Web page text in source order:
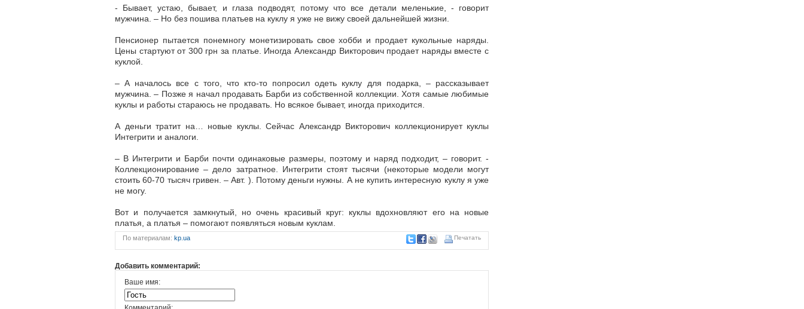
- Бывает, устаю, бывает, и глаза подводят, потому что все детали меленькие, - говорит
мужчина. – Но без пошива платьев на куклу я уже не вижу своей дальнейшей жизни.
Пенсионер пытается понемногу монетизировать свое хобби и продает кукольные наряды.
Цены стартуют от 300 грн за платье. Иногда Александр Викторович продает наряды вместе с
куклой.
– А началось все с того, что кто-то попросил одеть куклу для подарка, – рассказывает
мужчина. – Позже я начал продавать Барби из собственной коллекции. Хотя самые любимые
куклы и работы стараюсь не продавать. Но всякое бывает, иногда приходится.
А деньги тратит на… новые куклы. Сейчас Александр Викторович коллекционирует куклы
Интегрити и аналоги.
– В Интегрити и Барби почти одинаковые размеры, поэтому и наряд подходит, – говорит. -
Коллекционирование – дело затратное. Интегрити стоят тысячи (некоторые модели могут
стоить 60-70 тысяч гривен. – Авт. ). Потому деньги нужны. А не купить интересную куклу я уже
не могу.
Вот и получается замкнутый, но очень красивый круг: куклы вдохновляют его на новые
платья, а платья – помогают появляться новым куклам.
Печатать
По материалам: kp.ua
Добавить комментарий:
Ваше имя: